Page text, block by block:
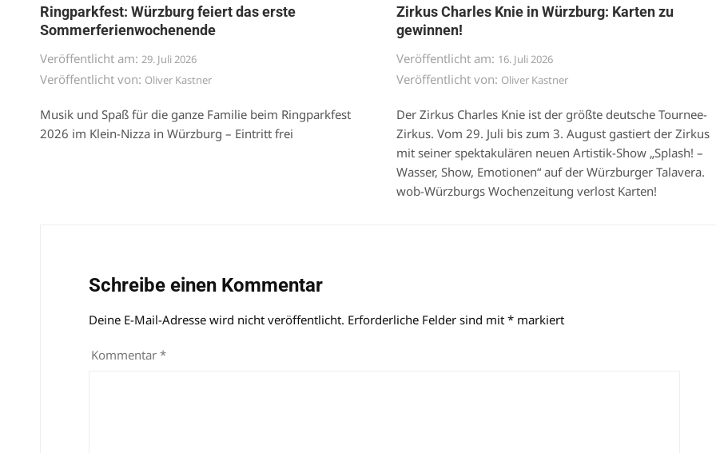
Ringparkfest: Würzburg feiert das erste
Sommerferienwochenende
Veröffentlicht am: 29. Juli 2026
Veröffentlicht von: Oliver Kastner
Musik und Spaß für die ganze Familie beim Ringparkfest
2026 im Klein-Nizza in Würzburg – Eintritt frei
Zirkus Charles Knie in Würzburg: Karten zu
gewinnen!
Veröffentlicht am: 16. Juli 2026
Veröffentlicht von: Oliver Kastner
Der Zirkus Charles Knie ist der größte deutsche Tournee-
Zirkus. Vom 29. Juli bis zum 3. August gastiert der Zirkus
mit seiner spektakulären neuen Artistik-Show „Splash! –
Wasser, Show, Emotionen“ auf der Würzburger Talavera.
wob-Würzburgs Wochenzeitung verlost Karten!
Schreibe einen Kommentar
Deine E-Mail-Adresse wird nicht veröffentlicht. Erforderliche Felder sind mit * markiert
Kommentar *
Alternative: